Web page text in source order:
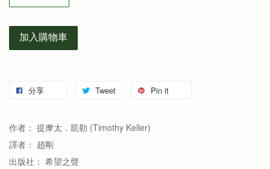
加入購物車
分享 Tweet Pin it
作者： 提摩太．凱勒 (Timothy Keller)
譯者： 趙剛
出版社： 希望之聲